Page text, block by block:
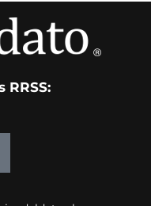
RRSS: